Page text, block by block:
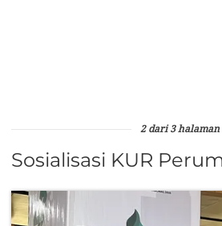
2 dari 3 halaman
Sosialisasi KUR